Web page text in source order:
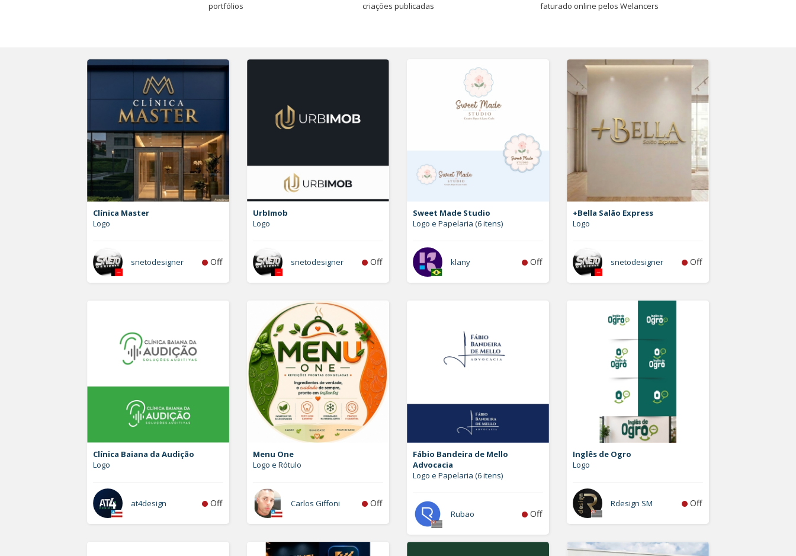
portfólios criações publicadas faturado online pelos Welancers
Clínica Master
Logo
snetodesigner Off
UrbImob
Logo
snetodesigner Off
Sweet Made Studio
Logo e Papelaria (6 itens)
klany Off
+Bella Salão Express
Logo
snetodesigner Off
Clínica Baiana da Audição
Logo
at4design Off
Menu One
Logo e Rótulo
Carlos Giffoni Off
Fábio Bandeira de Mello
Advocacia
Logo e Papelaria (6 itens)
Rubao Off
Inglês de Ogro
Logo
Rdesign SM Off